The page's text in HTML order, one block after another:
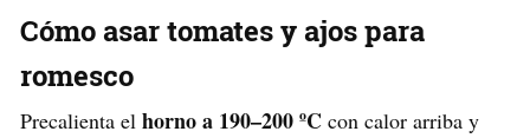
Cómo asar tomates y ajos para
romesco
Precalienta el horno a 190–200 ºC con calor arriba y